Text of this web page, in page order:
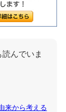
んでいま
来から考える